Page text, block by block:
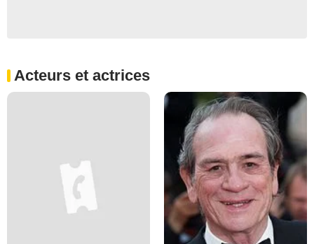
Acteurs et actrices